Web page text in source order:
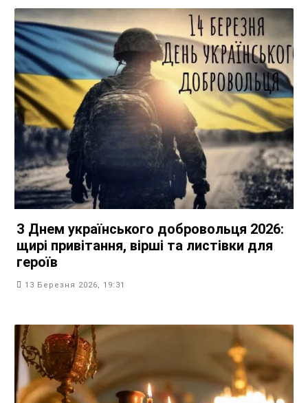
З Днем українського добровольця 2026:
щирі привітання, вірші та листівки для
героїв
13 Березня 2026, 19:31